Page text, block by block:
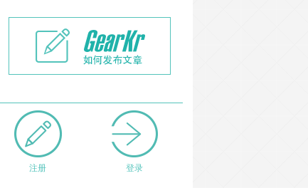
注册 登录